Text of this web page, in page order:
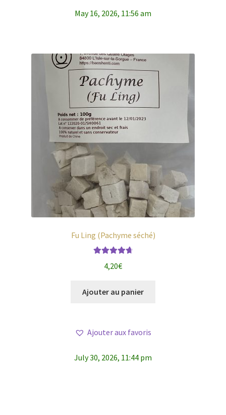
May 16, 2026, 11:56 am
Fu Ling (Pachyme séché)
sur 5
4,20€
Ajouter au panier
Ajouter aux favoris
July 30, 2026, 11:44 pm